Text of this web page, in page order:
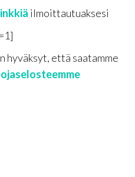
ilmoittautuaksesi
hyväksyt, että saatamme